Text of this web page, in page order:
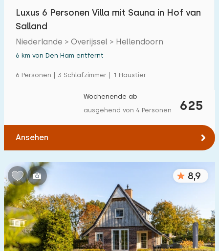
Luxus 6 Personen Villa mit Sauna in Hof van
Salland
Niederlande > Overijssel > Hellendoorn
6 km von Den Ham entfernt
6 Personen | 3 Schlafzimmer | 1 Haustier
625
Wochenende ab
ausgehend von 4 Personen
Ansehen
8,9